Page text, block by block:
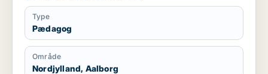
Type
Pædagog
Område
Nordjylland, Aalborg